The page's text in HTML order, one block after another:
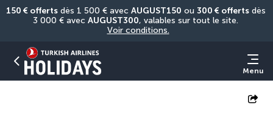
150 € offerts dès 1 500 € avec AUGUST150 ou 300 € offerts dès
3 000 € avec AUGUST300
Voir conditions.
Menu